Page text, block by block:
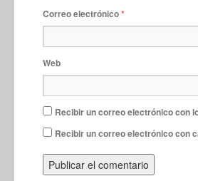
Correo electrónico*
Web
Recibir un correo electrónico con
Recibir un correo electrónico con